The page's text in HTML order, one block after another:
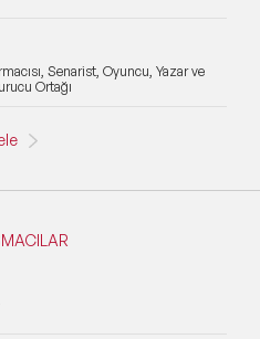
Senarist, Oyuncu, Yazar ve
Ortağı